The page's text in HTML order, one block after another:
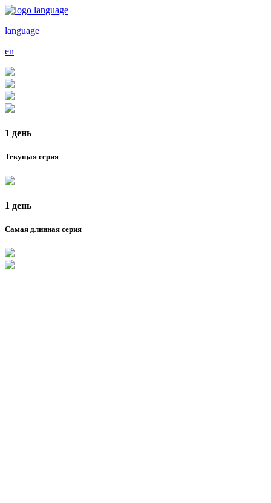
language
en
1 день
Текущая серия
1 день
Самая длинная серия